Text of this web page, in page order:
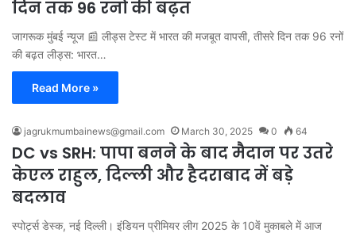
दिन तक 96 रनों की बढ़त
जागरूक मुंबई न्यूज 📰 लीड्स टेस्ट में भारत की मजबूत वापसी, तीसरे दिन तक 96 रनों
की बढ़त लीड्स: भारत…
Read More »
jagrukmumbainews@gmail.com March 30, 2025 0 64
DC vs SRH: पापा बनने के बाद मैदान पर उतरे
केएल राहुल, दिल्‍ली और हैदराबाद में बड़े
बदलाव
स्पोर्ट्स डेस्क, नई दिल्ली। इंडियन प्रीमियर लीग 2025 के 10वें मुकाबले में आज